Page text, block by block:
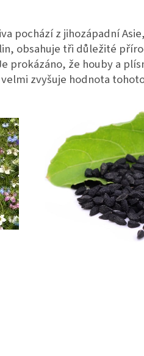
pochází z jihozápadní
obsahuje tři důležité
prokázáno, že houby a
zvyšuje hodnota